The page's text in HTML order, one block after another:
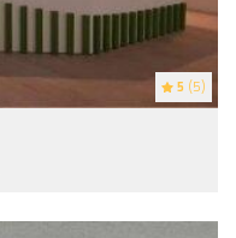
5 (5)